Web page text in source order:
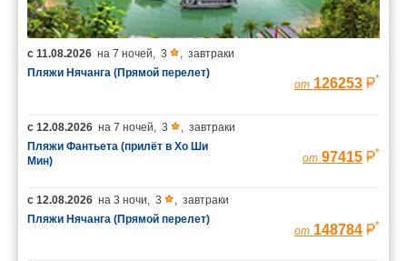
с 11.08.2026 на 7 ночей, 3 , завтраки
Пляжи Нячанга (Прямой перелет)
от 126253 *
с 12.08.2026 на 7 ночей, 3 , завтраки
Пляжи Фантьета (прилёт в Хо Ши
Мин)
от 97415 *
с 12.08.2026 на 3 ночи, 3 , завтраки
Пляжи Нячанга (Прямой перелет)
от 148784 *